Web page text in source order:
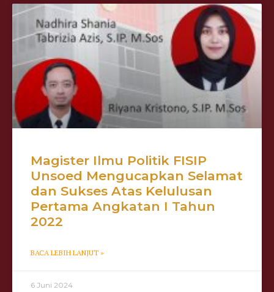
Magister Ilmu Politik FISIP
Unsoed Mengucapkan Selamat
dan Sukses Atas Kelulusan
Pertama Angkatan I Tahun
2022
BACA LEBIH LANJUT »
6 Juni 2024